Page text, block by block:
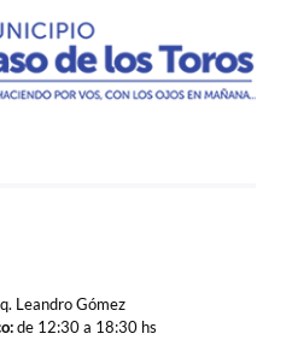
Leandro Gómez
de 12:30 a 18:30 hs